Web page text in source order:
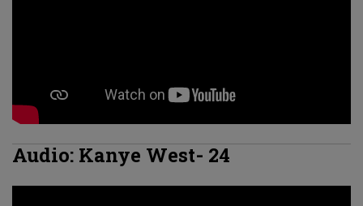
Audio: Kanye West- 24